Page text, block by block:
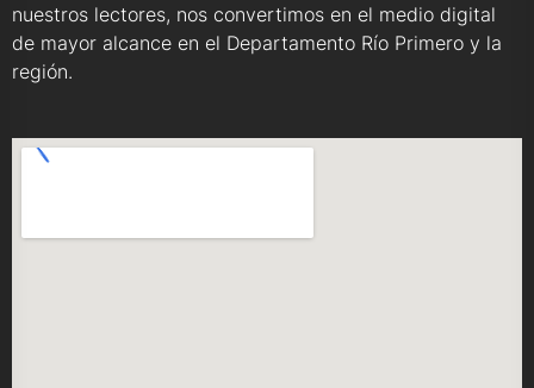
nuestros lectores, nos convertimos en el medio digital
de mayor alcance en el Departamento Río Primero y la
región.